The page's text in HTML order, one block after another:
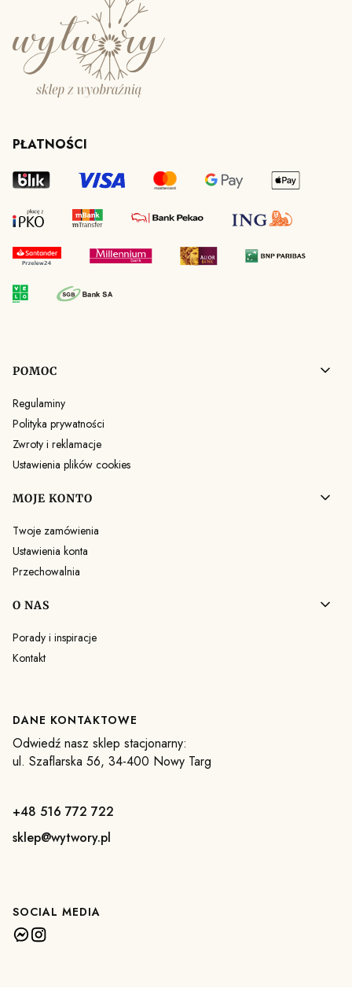
PŁATNOŚCI
Linki w stopce
POMOC
Regulaminy
Polityka prywatności
Zwroty i reklamacje
Ustawienia plików cookies
MOJE KONTO
Twoje zamówienia
Ustawienia konta
Przechowalnia
O NAS
Porady i inspiracje
Kontakt
DANE KONTAKTOWE
Odwiedź nasz sklep stacjonarny:
ul. Szaflarska 56, 34-400 Nowy Targ
+48 516 772 722
sklep@wytwory.pl
SOCIAL MEDIA